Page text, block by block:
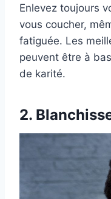
Enlevez toujours
vous coucher,
fatiguée. Les
peuvent être à
de karité.
2.